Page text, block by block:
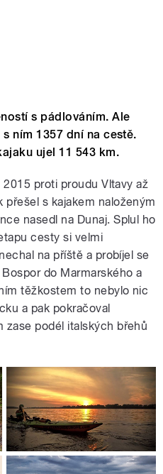
s pádlováním. Ale
ním 1357 dní na cestě.
ujel 11 543 km.
proti proudu Vltavy až
přešel s kajakem naloženým
nasedl na Dunaj. Splul ho
cesty si velmi
na příště a probíjel se
do Marmarského a
těžkostem to nebylo nic
a pak pokračoval
zase podél italských břehů